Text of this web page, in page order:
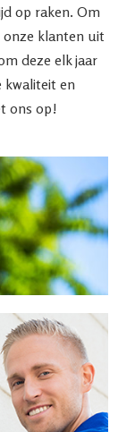
op raken. Om
onze klanten uit
deze elk jaar
kwaliteit en
ons op!